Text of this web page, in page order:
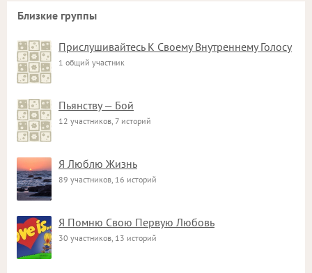
Близкие группы
Прислушивайтесь К Своему Внутреннему Голосу
1 общий участник
Пьянству — Бой
12 участников, 7 историй
Я Люблю Жизнь
89 участников, 16 историй
Я Помню Свою Первую Любовь
30 участников, 13 историй